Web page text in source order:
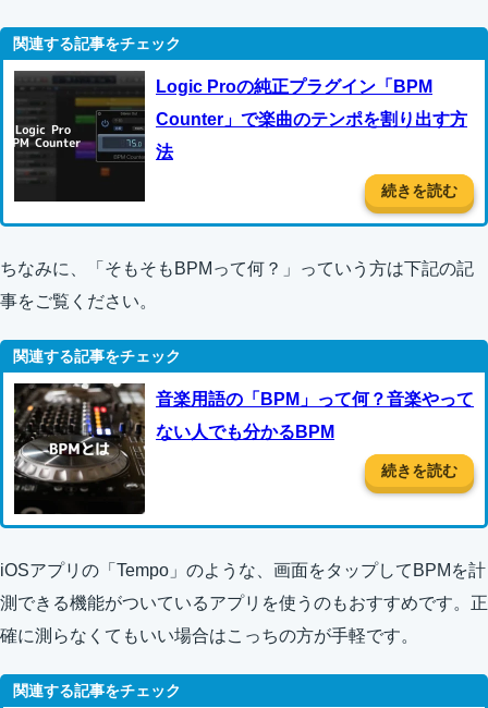
Logic Proの純正プラグイン「BPM
Counter」で楽曲のテンポを割り出す方
法
続きを読む
ちなみに、「そもそもBPMって何？」っていう方は下記の記
事をご覧ください。
音楽用語の「BPM」って何？音楽やって
ない人でも分かるBPM
続きを読む
iOSアプリの「Tempo」のような、画面をタップしてBPMを計
測できる機能がついているアプリを使うのもおすすめです。正
確に測らなくてもいい場合はこっちの方が手軽です。